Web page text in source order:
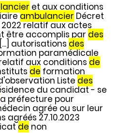
et aux conditions
ambulancier Décret
relatif aux actes
être accomplis par des
autorisations des
paramédicale
aux conditions de
de formation
Liste des
du candidat - se
préfecture pour
agrée ou sur leur
agréés 27.10.2023
de non